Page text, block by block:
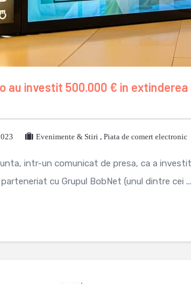
au investit 500.000 € in
Evenimente & Stiri , Piata de comert electronic
intr-un comunicat de presa, ca a
cu Grupul BobNet (unul dintre cei ...